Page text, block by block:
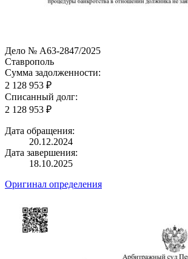
Дело № А63-2847/2025
Ставрополь
Сумма задолженности:
2 128 953 ₽
Списанный долг:
2 128 953 ₽
Дата обращения:
20.12.2024
Дата завершения:
18.10.2025
Оригинал определения